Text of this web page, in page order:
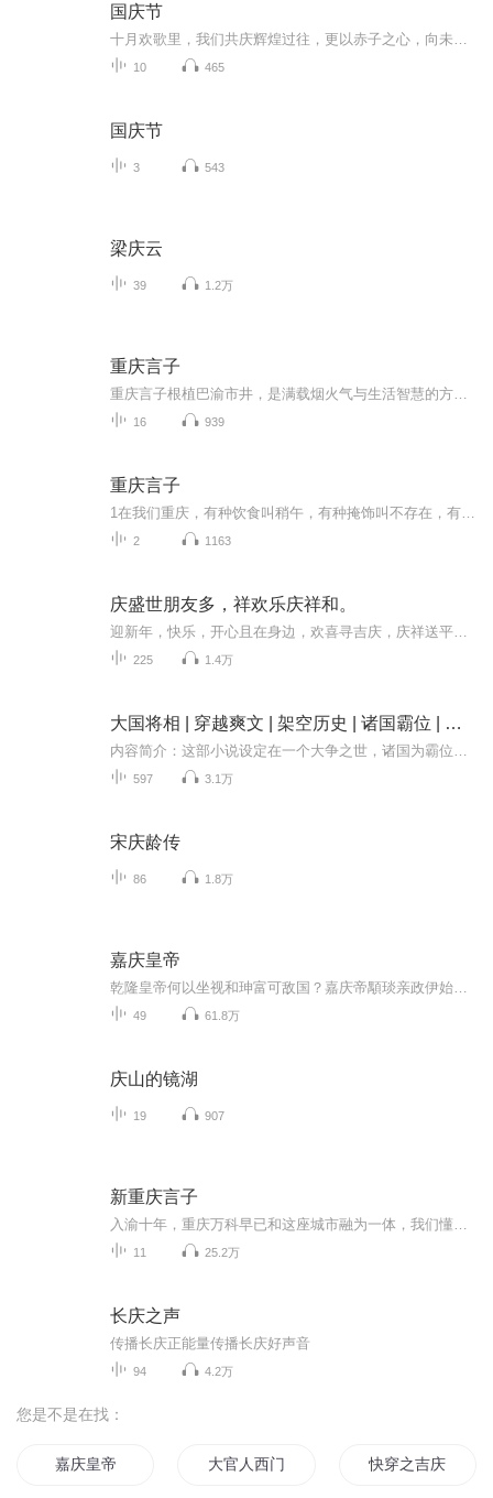
国庆节
10 465
国庆节
3 543
梁庆云
39 1.2万
重庆言子
16 939
重庆言子
2 1163
庆盛世朋友多，祥欢乐庆祥和。
225 1.4万
大国将相 | 穿越爽文 | 架空历史 | 诸国霸位 | 权谋斗争
597 3.1万
宋庆龄传
86 1.8万
嘉庆皇帝
49 61.8万
庆山的镜湖
19 907
新重庆言子
11 25.2万
长庆之声
传播长庆正能量传播长庆好声音
94 4.2万
您是不是在找：
嘉庆皇帝 大官人西门庆 快穿之吉庆有余